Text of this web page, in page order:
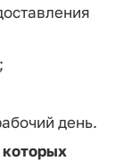
день.